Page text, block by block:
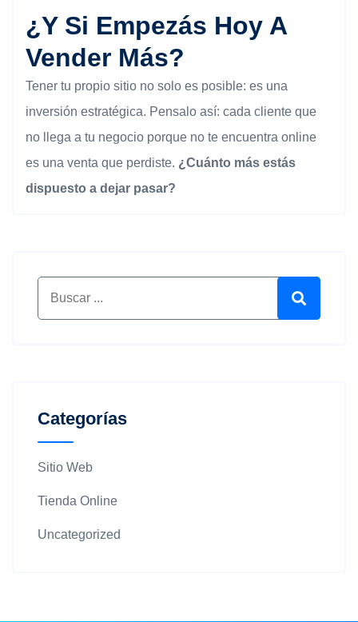
¿Y Si Empezás Hoy A
Vender Más?
Tener tu propio sitio no solo es posible: es una
inversión estratégica. Pensalo así: cada cliente que
no llega a tu negocio porque no te encuentra online
es una venta que perdiste. ¿Cuánto más estás
dispuesto a dejar pasar?
Categorías
Sitio Web
Tienda Online
Uncategorized